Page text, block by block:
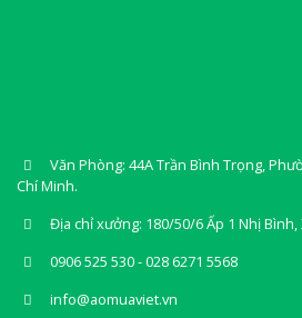
Văn Phòng: 44A Trần Bình Trọng,
Chí Minh.
Địa chỉ xưởng: 180/50/6 Ấp 1 Nhị Bình,
0906 525 530 - 028 6271 5568
info@aomuaviet.vn